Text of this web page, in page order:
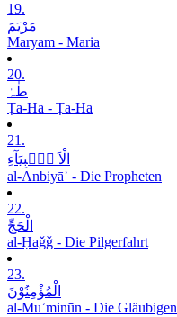
19.
مَرْیَمَ
Maryam - Maria
20.
طٰہٰ
Ṭā-Hā - Ṭā-Hā
21.
الْاَ نۡۢبِیَآءِ
al-Anbiyāʾ - Die Propheten
22.
الْحَجِّ
al-Ḥaǧǧ - Die Pilgerfahrt
23.
الْمُؤْمِنُوْنَ
al-Muʾminūn - Die Gläubigen